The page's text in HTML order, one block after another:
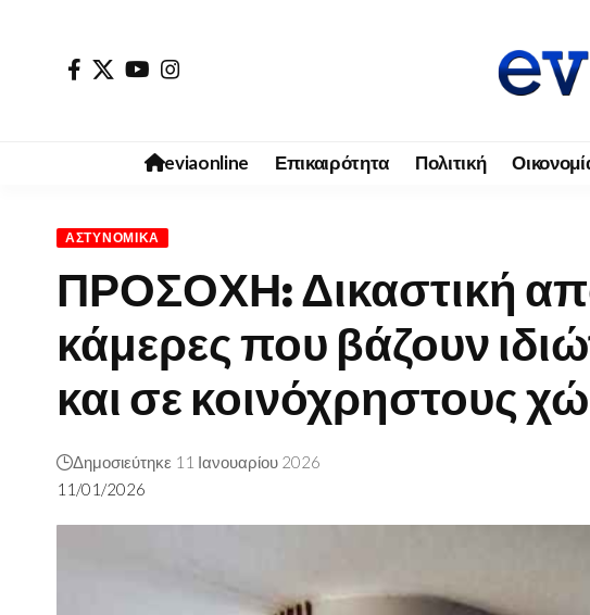
eviaonline Επικαιρότητα Πολιτική
ΑΣΤΥΝΟΜΙΚΆ
ΠΡΟΣΟΧΗ: Δικαστική
κάμερες που βάζουν
και σε κοινόχρηστους
11/01/2026
Δημοσιεύτηκε 11 Ιανουαρίου 2026